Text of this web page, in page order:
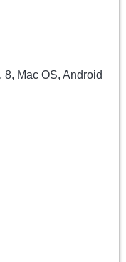
Mac OS, Android